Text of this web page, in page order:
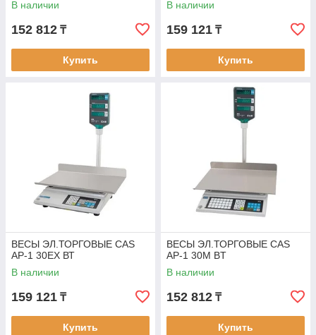
В наличии
152 812 ₸
Купить
В наличии
159 121 ₸
Купить
ВЕСЫ ЭЛ.ТОРГОВЫЕ CAS
AP-1 30EX ВТ
В наличии
159 121 ₸
Купить
ВЕСЫ ЭЛ.ТОРГОВЫЕ CAS
AP-1 30M BT
В наличии
152 812 ₸
Купить